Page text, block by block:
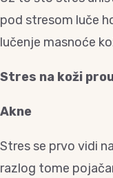
pod stresom luče
lučenje masnoće
Stres na koži
Akne
Stres se prvo vidi
razlog tome